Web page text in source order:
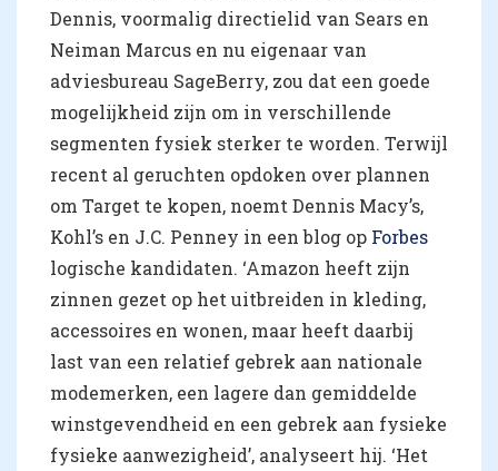
Dennis, voormalig directielid van Sears en
Neiman Marcus en nu eigenaar van
adviesbureau SageBerry, zou dat een goede
mogelijkheid zijn om in verschillende
segmenten fysiek sterker te worden. Terwijl
recent al geruchten opdoken over plannen
om Target te kopen, noemt Dennis Macy’s,
Kohl’s en J.C. Penney in een blog op Forbes
logische kandidaten. ‘Amazon heeft zijn
zinnen gezet op het uitbreiden in kleding,
accessoires en wonen, maar heeft daarbij
last van een relatief gebrek aan nationale
modemerken, een lagere dan gemiddelde
winstgevendheid en een gebrek aan fysieke
fysieke aanwezigheid’, analyseert hij. ‘Het